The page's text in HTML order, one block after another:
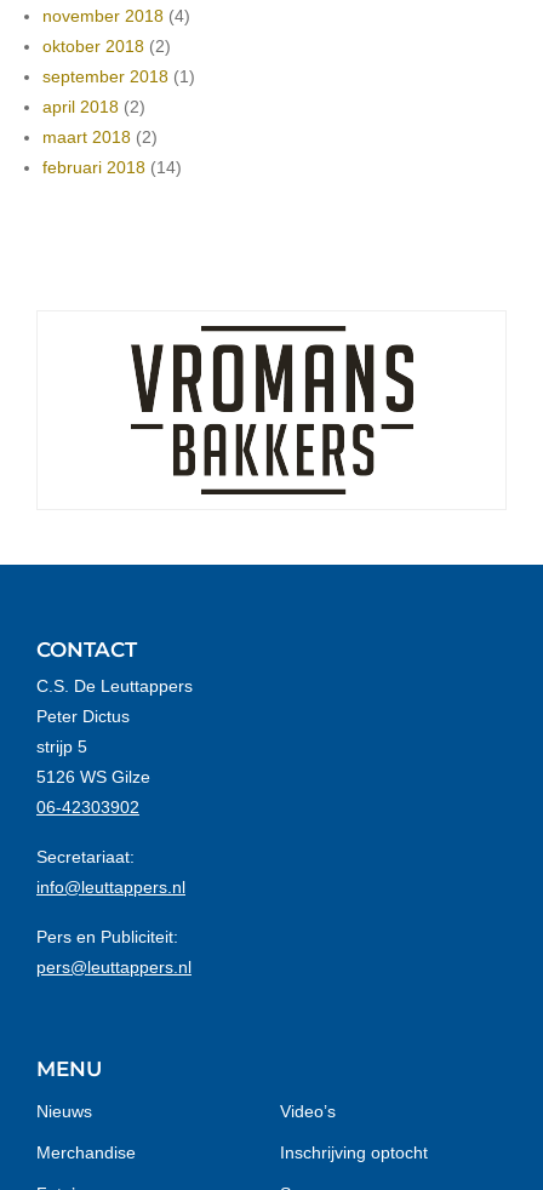
november 2018 (4)
oktober 2018 (2)
september 2018 (1)
april 2018 (2)
maart 2018 (2)
februari 2018 (14)
CONTACT
C.S. De Leuttappers
Peter Dictus
strijp 5
5126 WS Gilze
06-42303902
Secretariaat:
info@leuttappers.nl
Pers en Publiciteit:
pers@leuttappers.nl
MENU
Nieuws
Merchandise
Video’s
Inschrijving optocht